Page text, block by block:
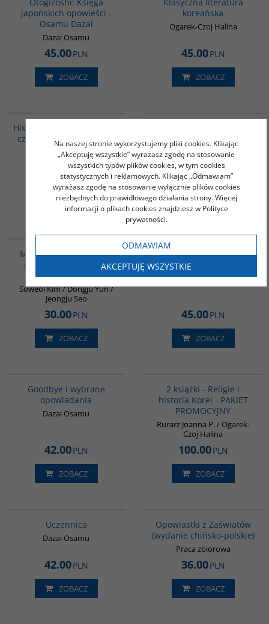
japońskich opowieści -
Osamu Dazai
Dazai Osamu
45.00PLN
ZOBACZ
koreańska
Ogarek-Czoj Halina
45.00PLN
ZOBACZ
BESTSELLER
Historia Persji - Tom I - Od
czasów najdawniejszych
do najazdu Arabów
Składanek Bogdan
56.00PLN
ZOBACZ
nowel koreańskich -
Skarby Orientu
Han Malsuk
32.00PLN
ZOBACZ
Mgła jedwabna. Wybór
poezji koreańskiej XX
wieku
Soweol Kim / Dongju Yun /
Jeongju Seo
30.00PLN
ZOBACZ
Diabły w biały dzień
Tanizaki Jun’ichirō
45.00PLN
ZOBACZ
Goodbye i wybrane
opowiadania
Dazai Osamu
42.00PLN
ZOBACZ
2 książki - Religie i
historia Korei - PAKIET
PROMOCYJNY
Rurarz Joanna P. / Ogarek-
Czoj Halina
100.00PLN
ZOBACZ
Uczennica
Dazai Osamu
42.00PLN
ZOBACZ
Opowiastki z Zaświatów
(wydanie chińsko-polskie)
Praca zbiorowa
36.00PLN
ZOBACZ
Na naszej stronie wykorzystujemy pliki cookies. Klikając
„Akceptuję wszystkie” wyrażasz zgodę na stosowanie
wszystkich typów plików cookies, w tym cookies
statystycznych i reklamowych. Klikając „Odmawiam”
wyrażasz zgodę na stosowanie wyłącznie plików cookies
niezbędnych do prawidłowego działania strony. Więcej
informacji o plikach cookies znajdziesz w Polityce
prywatności.
ODMAWIAM
AKCEPTUJĘ WSZYSTKIE